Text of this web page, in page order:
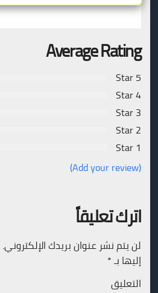
Average Rating
5 Star
4 Star
3 Star
2 Star
1 Star
(Add your review)
اترك تعليقاً
لن يتم نشر عنوان بريدك الإلكتروني.
إليها بـ*
التعليق